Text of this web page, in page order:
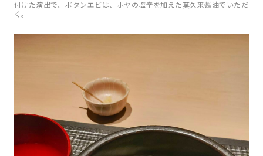
付けた演出で。ボタンエビは、ホヤの塩辛を加えた莫久来醤油でいただ
く。